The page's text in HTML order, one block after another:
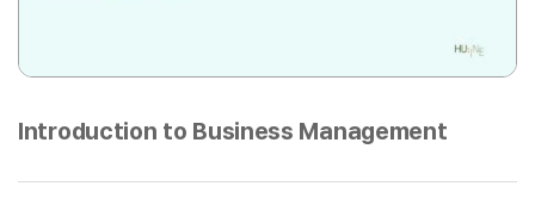
Introduction to Business Management